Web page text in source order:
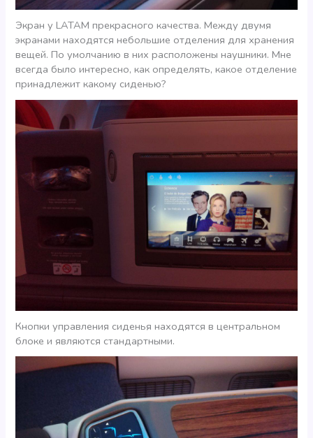
Экран у LATAM прекрасного качества. Между двумя
экранами находятся небольшие отделения для хранения
вещей. По умолчанию в них расположены наушники. Мне
всегда было интересно, как определять, какое отделение
принадлежит какому сиденью?
Кнопки управления сиденья находятся в центральном
блоке и являются стандартными.